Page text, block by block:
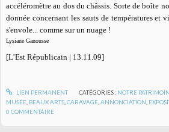
accéléromètre au dos du châssis. Sorte de boîte
donnée concernant les sauts de températures et
s'envole... comme sur un nuage !
Lysiane Ganousse
[L’Est Républicain | 13.11.09]
LIEN PERMANENT CATÉGORIES : NOTRE
MUSÉE BEAUX ARTS ,CARAVAGE ,ANNONCIATION
0 COMMENTAIRE